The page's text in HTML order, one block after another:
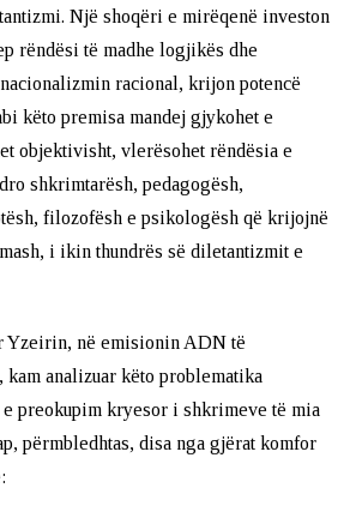
Një shoqëri e mirëqenë investon
rëndësi të madhe logjikës dhe
racional, krijon potencë
këto premisa mandej gjykohet e
objektivisht, vlerësohet rëndësia e
shkrimtarësh, pedagogësh,
filozofësh e psikologësh që krijojnë
i ikin thundrës së diletantizmit e
Yzeirin, në emisionin ADN të
kam analizuar këto problematika
preokupim kryesor i shkrimeve të mia
përmbledhtas, disa nga gjërat komfor